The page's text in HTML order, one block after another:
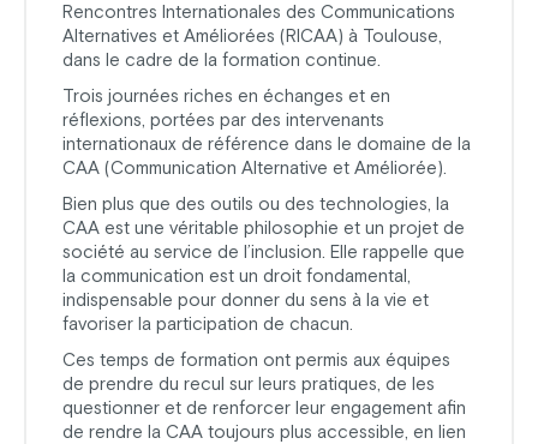
Rencontres Internationales des Communications
Alternatives et Améliorées (RICAA) à Toulouse,
dans le cadre de la formation continue.
Trois journées riches en échanges et en
réflexions, portées par des intervenants
internationaux de référence dans le domaine de la
CAA (Communication Alternative et Améliorée).
Bien plus que des outils ou des technologies, la
CAA est une véritable philosophie et un projet de
société au service de l’inclusion. Elle rappelle que
la communication est un droit fondamental,
indispensable pour donner du sens à la vie et
favoriser la participation de chacun.
Ces temps de formation ont permis aux équipes
de prendre du recul sur leurs pratiques, de les
questionner et de renforcer leur engagement afin
de rendre la CAA toujours plus accessible, en lien